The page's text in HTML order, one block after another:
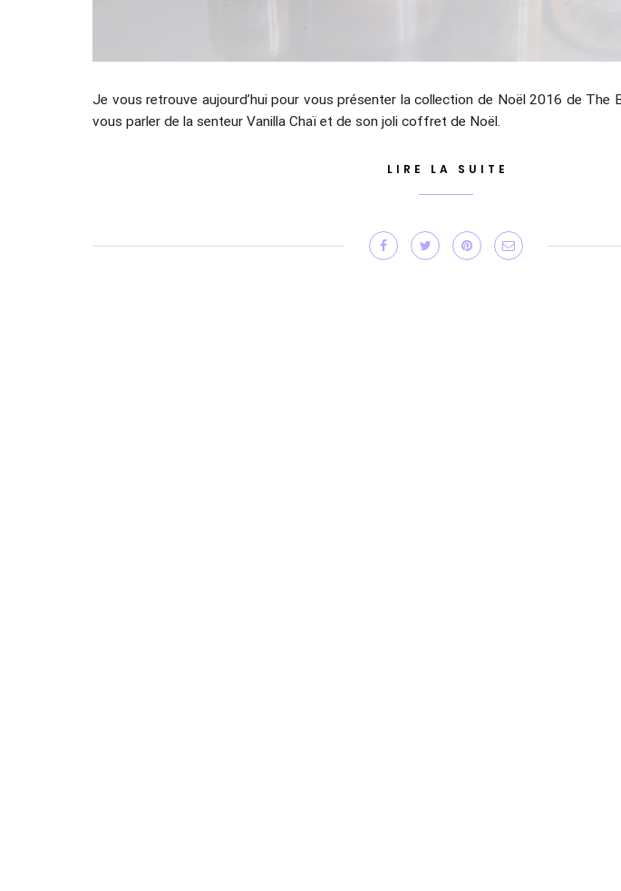
Je vous retrouve aujourd’hui pour vous présenter la collection de Noël 2016 de The
vous parler de la senteur Vanilla Chaï et de son joli coffret de Noël.
LIRE LA SUITE